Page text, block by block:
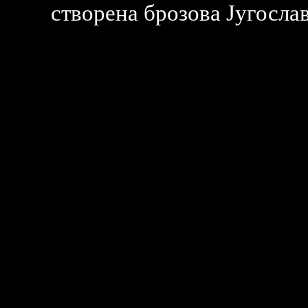
створена брозова